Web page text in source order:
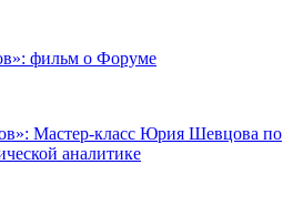
фильм о Форуме
Мастер-класс Юрия Шевцова по
аналитике